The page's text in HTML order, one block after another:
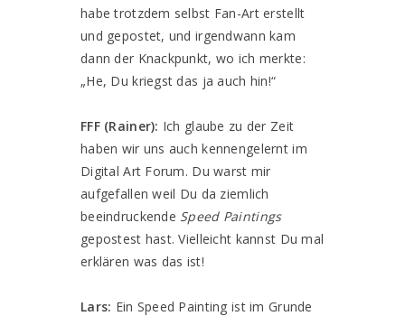
habe trotzdem selbst Fan-Art erstellt
und gepostet, und irgendwann kam
dann der Knackpunkt, wo ich merkte:
„He, Du kriegst das ja auch hin!“
FFF (Rainer): Ich glaube zu der Zeit
haben wir uns auch kennengelernt im
Digital Art Forum. Du warst mir
aufgefallen weil Du da ziemlich
beeindruckende Speed Paintings
gepostest hast. Vielleicht kannst Du mal
erklären was das ist!
Lars: Ein Speed Painting ist im Grunde